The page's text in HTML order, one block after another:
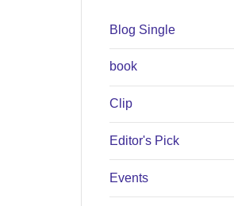
Blog Single
book
Clip
Editor's Pick
Events